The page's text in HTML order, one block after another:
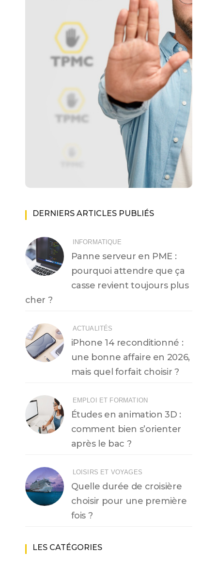
DERNIERS ARTICLES PUBLIÉS
INFORMATIQUE
Panne serveur en PME :
pourquoi attendre que ça
casse revient toujours plus
cher ?
ACTUALITÉS
iPhone 14 reconditionné :
une bonne affaire en 2026,
mais quel forfait choisir ?
EMPLOI ET FORMATION
Études en animation 3D :
comment bien s’orienter
après le bac ?
LOISIRS ET VOYAGES
Quelle durée de croisière
choisir pour une première
fois ?
LES CATÉGORIES